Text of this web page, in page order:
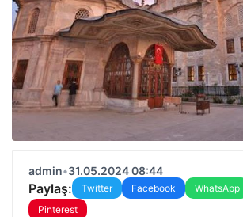
admin•31.05.2024 08:44
Paylaş: Twitter Facebook WhatsApp
Pinterest